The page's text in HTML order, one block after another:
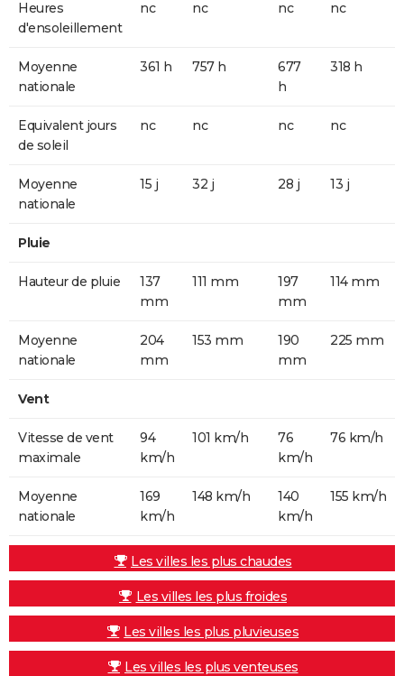
Heures
d'ensoleillement
nc nc nc nc
Moyenne
nationale
361 h 757 h
677
h
318 h
Equivalent jours
de soleil
nc nc nc nc
Moyenne
nationale
15 j 32 j 28 j 13 j
Pluie
Hauteur de pluie
137
mm
111 mm
197
mm
114 mm
Moyenne
nationale
204
mm
153 mm
190
mm
225 mm
Vent
Vitesse de vent
maximale
94
km/h
101 km/h
76
km/h
76 km/h
Moyenne
nationale
169
km/h
148 km/h
140
km/h
155 km/h
Les villes les plus chaudes
Les villes les plus froides
Les villes les plus pluvieuses
Les villes les plus venteuses